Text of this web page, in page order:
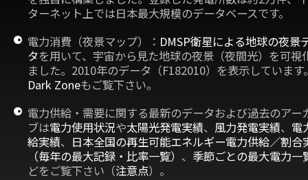
ターネット上では日本最大規模のデータベースです。
電力消費（夜景マップ）： DMSP衛星による地球の夜景
タを用いて、宇宙から見た地球の夜景（夜間光）を可視
ました。2010年のデータ（F182010）を表示しています
Dark Zoneもご覧下さい。
電力供給・需要に関する最新のデータおよび過去のアー
ブは電力使用状況や太陽光発電実績、 風力発電実績、 電
給実績、 日本全国の再生可能エネルギー電力供給／割合
（毎年の最大記録・比率一覧） 、 季節ごとの最大電力一
どをご覧下さい（注意点）。